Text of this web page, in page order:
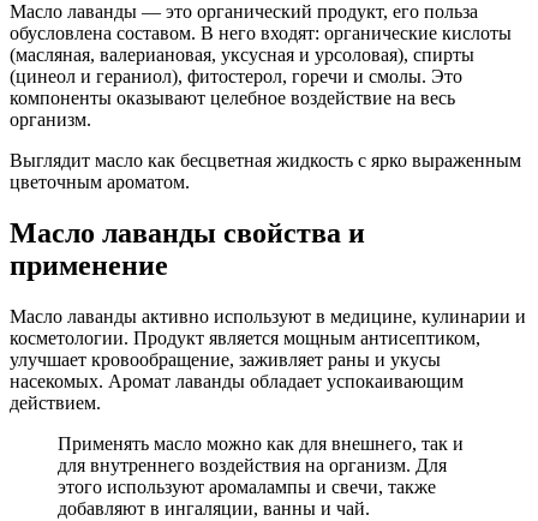
Масло лаванды — это органический продукт, его польза
обусловлена составом. В него входят: органические кислоты
(масляная, валериановая, уксусная и урсоловая), спирты
(цинеол и гераниол), фитостерол, горечи и смолы. Это
компоненты оказывают целебное воздействие на весь
организм.
Выглядит масло как бесцветная жидкость с ярко выраженным
цветочным ароматом.
Масло лаванды свойства и
применение
Масло лаванды активно используют в медицине, кулинарии и
косметологии. Продукт является мощным антисептиком,
улучшает кровообращение, заживляет раны и укусы
насекомых. Аромат лаванды обладает успокаивающим
действием.
Применять масло можно как для внешнего, так и
для внутреннего воздействия на организм. Для
этого используют аромалампы и свечи, также
добавляют в ингаляции, ванны и чай.